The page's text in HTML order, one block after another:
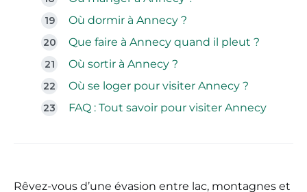
Où dormir à Annecy ?
Que faire à Annecy quand il pleut ?
Où sortir à Annecy ?
Où se loger pour visiter Annecy ?
FAQ : Tout savoir pour visiter Annecy
Rêvez-vous d’une évasion entre lac, montagnes et